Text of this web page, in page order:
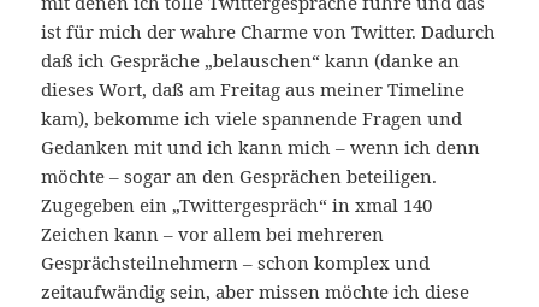
ist für mich der wahre Charme von Twitter. Dadurch
daß ich Gespräche „belauschen“ kann (danke an
dieses Wort, daß am Freitag aus meiner Timeline
kam), bekomme ich viele spannende Fragen und
Gedanken mit und ich kann mich – wenn ich denn
möchte – sogar an den Gesprächen beteiligen.
Zugegeben ein „Twittergespräch“ in xmal 140
Zeichen kann – vor allem bei mehreren
Gesprächsteilnehmern – schon komplex und
zeitaufwändig sein, aber missen möchte ich diese